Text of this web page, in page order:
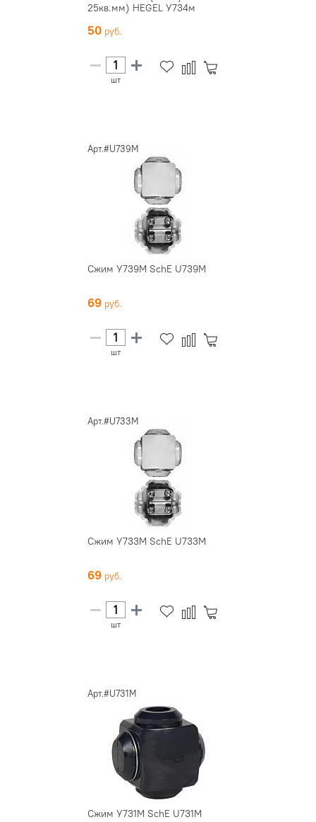
25кв.мм) HEGEL У734м
50
шт
Арт.#U739M
Сжим У739М SchE U739M
69
шт
Арт.#U733M
Сжим У733М SchE U733M
69
шт
Арт.#U731M
Сжим У731М SchE U731M